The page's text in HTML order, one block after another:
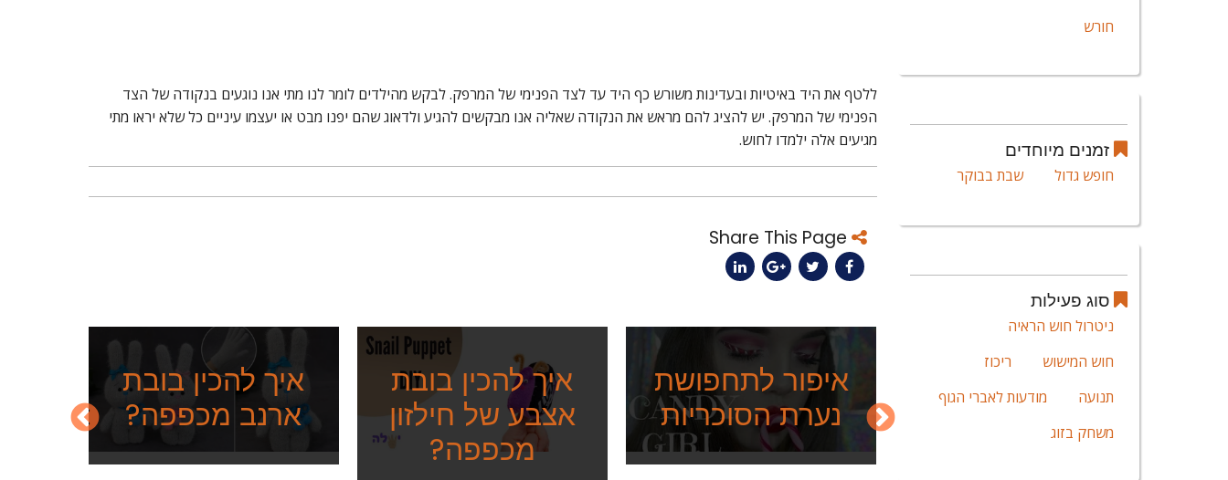
ללטף את היד באיטיות ובעדינות משורש כף היד עד לצד הפנימי של המרפק. לבקש מהילדים לומר לנו מתי אנו נוגעים בנקודה של הצד
הפנימי של המרפק. יש להציג להם מראש את הנקודה שאליה אנו מבקשים להגיע ולדאוג שהם יפנו מבט או יעצמו עיניים כל שלא יראו מתי
מגיעים אלה ילמדו לחוש.
איך להכין יצירה
פעילה להאכלת
איך להכין בובת
ארנב מכפפה?
איך להכין בובת
אצבע של חילזון
מכפפה?
איפור לתחפושת
נערת הסוכריות
חורש
זמנים מיוחדים
חופש גדול שבת בבוקר
סוג פעילות
ניטרול חוש הראיה
חוש המישוש
ריכוז
תנועה
מודעות לאברי הגוף
משחק בזוג